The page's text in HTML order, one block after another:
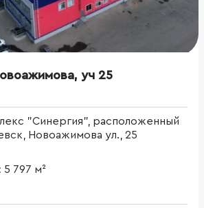
уч 25
"Синергия", расположенный
Новоажимова ул., 25
5 797 м²